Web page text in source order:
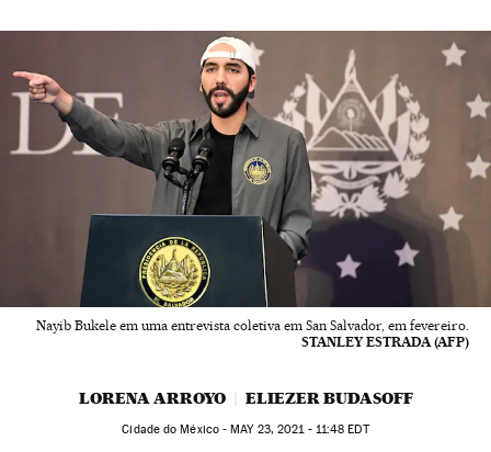
Nayib Bukele em uma entrevista coletiva em San Salvador, em fevereiro.
STANLEY ESTRADA (AFP)
LORENA ARROYO ELIEZER BUDASOFF
Cidade do México -MAY23, 2021 - 11:48 EDT